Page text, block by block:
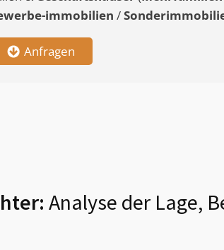
immobilien /
Anfragen
Analyse der Lage,